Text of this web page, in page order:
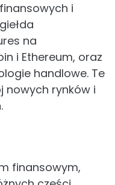
i
na
i Ethereum, oraz
handlowe. Te
nowych rynków i
finansowym,